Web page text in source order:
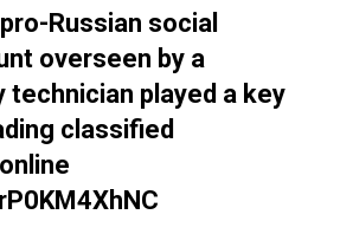
le…
de
le
Russian social
overseen by a
technician played a key
classified